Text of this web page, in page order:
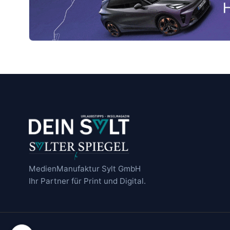
I
E
N
M
A
MedienManufaktur Sylt GmbH
Ihr Partner für Print und Digital.